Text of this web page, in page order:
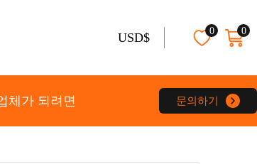
USD$ 0 0
체가 되려면 문의하기